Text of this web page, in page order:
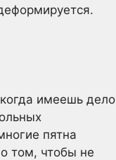
имеешь дело
пятна
том, чтобы не